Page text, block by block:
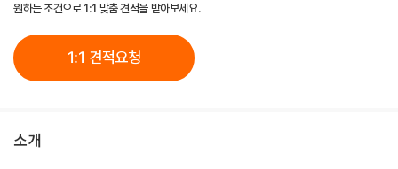
원하는 조건으로 1:1 맞춤 견적을 받아보세요.
1:1 견적요청
소개